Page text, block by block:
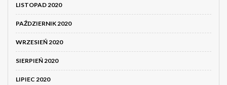
LISTOPAD 2020
PAŹDZIERNIK 2020
WRZESIEŃ 2020
SIERPIEŃ 2020
LIPIEC 2020